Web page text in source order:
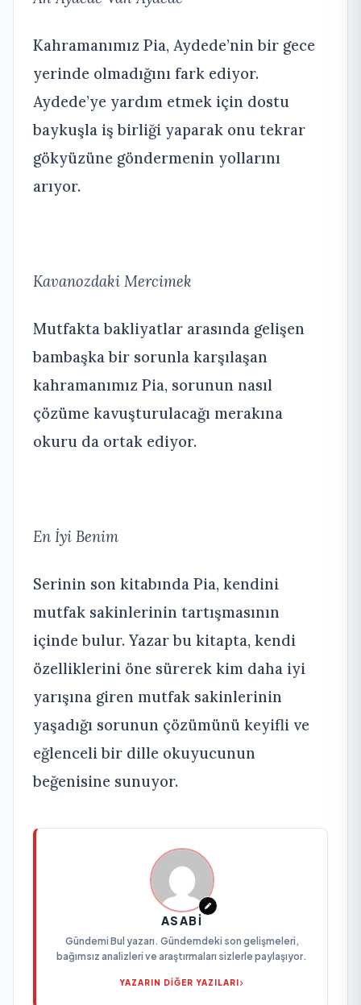
Kahramanımız Pia, Aydede’nin bir gece
yerinde olmadığını fark ediyor.
Aydede’ye yardım etmek için dostu
baykuşla iş birliği yaparak onu tekrar
gökyüzüne göndermenin yollarını
arıyor.
Kavanozdaki Mercimek
Mutfakta bakliyatlar arasında gelişen
bambaşka bir sorunla karşılaşan
kahramanımız Pia, sorunun nasıl
çözüme kavuşturulacağı merakına
okuru da ortak ediyor.
En İyi Benim
Serinin son kitabında Pia, kendini
mutfak sakinlerinin tartışmasının
içinde bulur. Yazar bu kitapta, kendi
özelliklerini öne sürerek kim daha iyi
yarışına giren mutfak sakinlerinin
yaşadığı sorunun çözümünü keyifli ve
eğlenceli bir dille okuyucunun
beğenisine sunuyor.
ASABI
Gündemi Bul yazarı. Gündemdeki son gelişmeleri,
bağımsız analizleri ve araştırmaları sizlerle paylaşıyor.
YAZARIN DİĞER YAZILARI